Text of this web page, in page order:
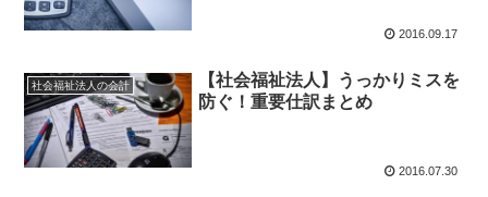
2016.09.17
社会福祉法人の会計
【社会福祉法人】うっかりミスを
防ぐ！重要仕訳まとめ
2016.07.30